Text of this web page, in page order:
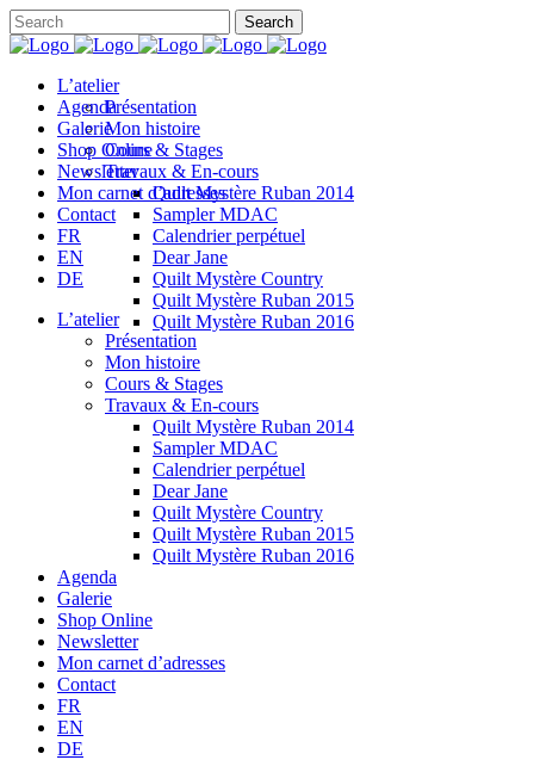
L’atelier
Présentation
Mon histoire
Cours & Stages
Travaux & En-cours
Quilt Mystère Ruban 2014
Sampler MDAC
Calendrier perpétuel
Dear Jane
Quilt Mystère Country
Quilt Mystère Ruban 2015
Quilt Mystère Ruban 2016
Agenda
Galerie
Shop Online
Newsletter
Mon carnet d’adresses
Contact
FR
EN
DE
L’atelier
Présentation
Mon histoire
Cours & Stages
Travaux & En-cours
Quilt Mystère Ruban 2014
Sampler MDAC
Calendrier perpétuel
Dear Jane
Quilt Mystère Country
Quilt Mystère Ruban 2015
Quilt Mystère Ruban 2016
Agenda
Galerie
Shop Online
Newsletter
Mon carnet d’adresses
Contact
FR
EN
DE